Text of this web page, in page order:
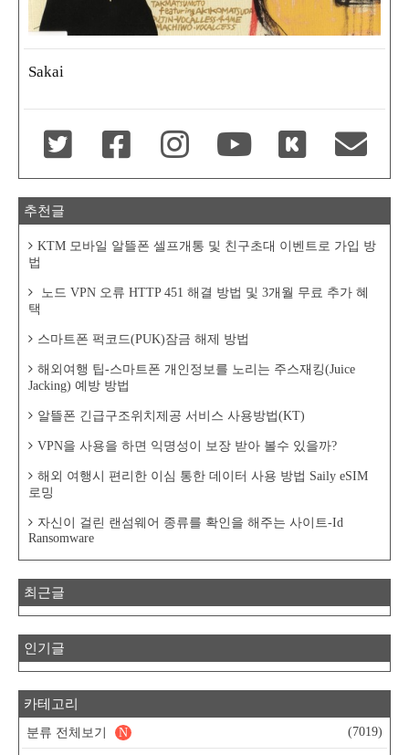
Sakai
추천글
KTM 모바일 알뜰폰 셀프개통 및 친구초대 이벤트로 가입 방
법
노드 VPN 오류 HTTP 451 해결 방법 및 3개월 무료 추가 혜
택
스마트폰 퍽코드(PUK)잠금 해제 방법
해외여행 팁-스마트폰 개인정보를 노리는 주스재킹(Juice
Jacking) 예방 방법
알뜰폰 긴급구조위치제공 서비스 사용방법(KT)
VPN을 사용을 하면 익명성이 보장 받아 볼수 있을까?
해외 여행시 편리한 이심 통한 데이터 사용 방법 Saily eSIM
로밍
자신이 걸린 랜섬웨어 종류를 확인을 해주는 사이트-Id
Ransomware
최근글
인기글
카테고리
분류 전체보기 (7019)
N